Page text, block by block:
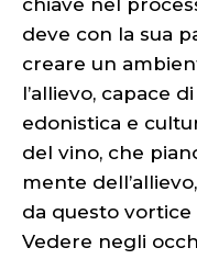
chiave nel
deve con la sua
creare un
l’allievo, capace
edonistica e
del vino, che
mente
da questo vortice
Vedere negli